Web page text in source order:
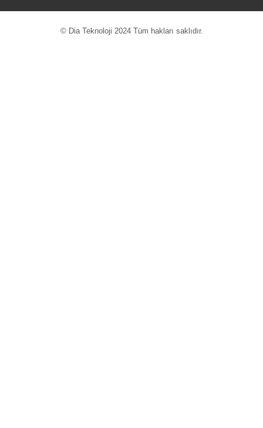
© Dia Teknoloji 2024 Tüm hakları saklıdır.